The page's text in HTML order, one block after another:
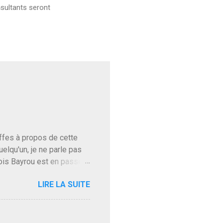
seront
à propos de cette
je ne parle pas
Bayrou est en passe
sinon il serait candidat
presque sincères
LIRE LA SUITE